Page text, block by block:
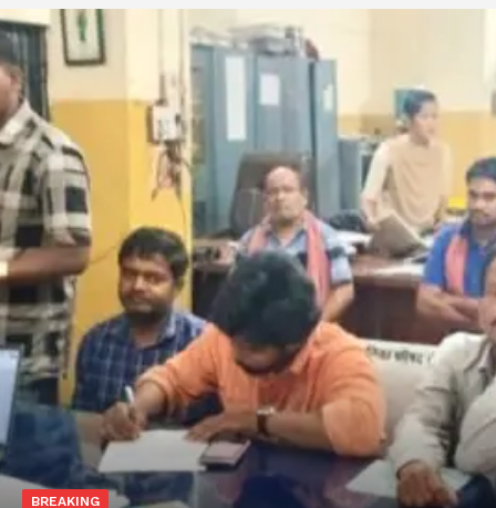
BREAKING